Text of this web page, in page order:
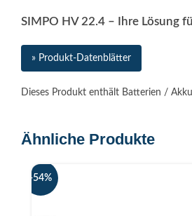
SIMPO HV 22.4 – Ihre Lösung
» Produkt-Datenblätter
Dieses Produkt enthält Batterien /
Ähnliche Produkte
-54%